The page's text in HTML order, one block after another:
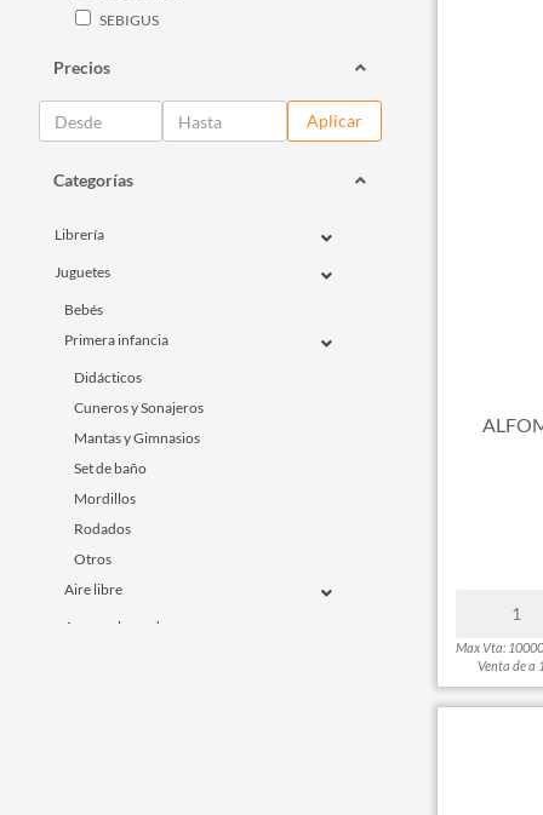
SEBIGUS
Precios
Aplicar
Categorías
Librería
Juguetes
Bebés
Primera infancia
Didácticos
Cuneros y Sonajeros
Mantas y Gimnasios
Set de baño
Mordillos
Rodados
Otros
Aire libre
Armas y lanzadores
Max Vta:
Venta de a